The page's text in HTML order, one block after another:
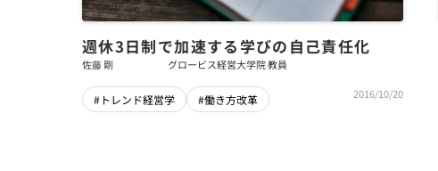
週休3日制で加速する学びの自己責任化
佐藤 剛 グロービス経営大学院 教員
#トレンド経営学 #働き方改革 2016/10/20